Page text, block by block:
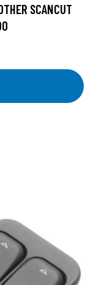
SCANCUT